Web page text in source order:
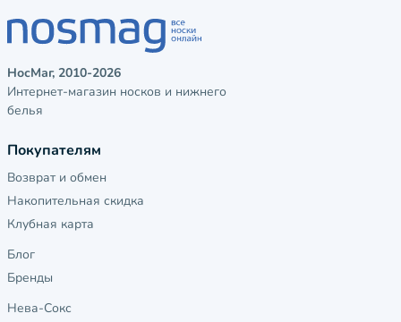
НосМаг, 2010-2026
Интернет-магазин носков и нижнего
белья
Покупателям
Возврат и обмен
Накопительная скидка
Клубная карта
Блог
Бренды
Нева-Сокс